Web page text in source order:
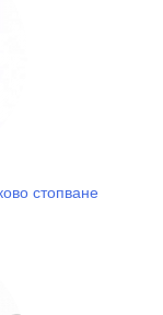
стопване